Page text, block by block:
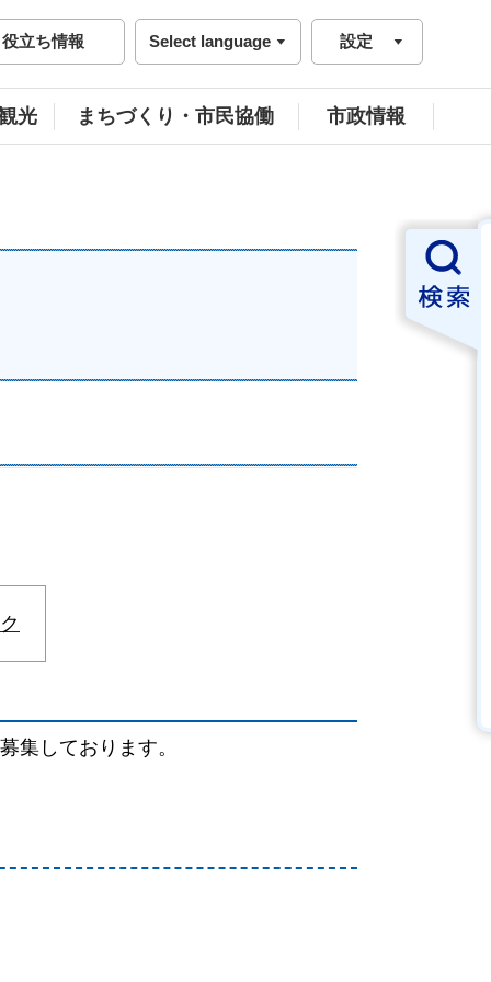
役立ち情報 Select language 設定
光 まちづくり・市民協働 市政情報
集しております。